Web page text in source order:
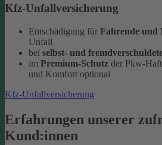
Kfz-Unfallversicherung
Entschädigung für Fahrende und
Unfall
bei selbst- und
im Premium-Schutz der Pkw-
und Komfort optional
Kfz-Unfallversicherung
Erfahrungen unserer
Kund:innen